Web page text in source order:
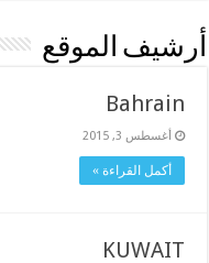
أرشيف الموقع
Bahrain
أغسطس 3, 2015
أكمل القراءة »
KUWAIT